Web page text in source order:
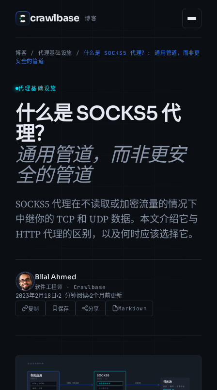
crawlbase 博客
博客 / 代理基础设施 /
什么是 SOCKS5 代理？: 通用管道，而非更
安全的管道
代理基础设施
什么是 SOCKS5 代
理？
通用管道，而非更安
全的管道
SOCKS5 代理在不读取或加密流量的情况下
中继你的 TCP 和 UDP 数据。本文介绍它与
HTTP 代理的区别，以及何时应该选择它。
BA
Bilal Ahmed
软件工程师 · Crawlbase
2023年2月18日 2 分钟阅读 2个月前更新
复制 保存 分享 Markdown